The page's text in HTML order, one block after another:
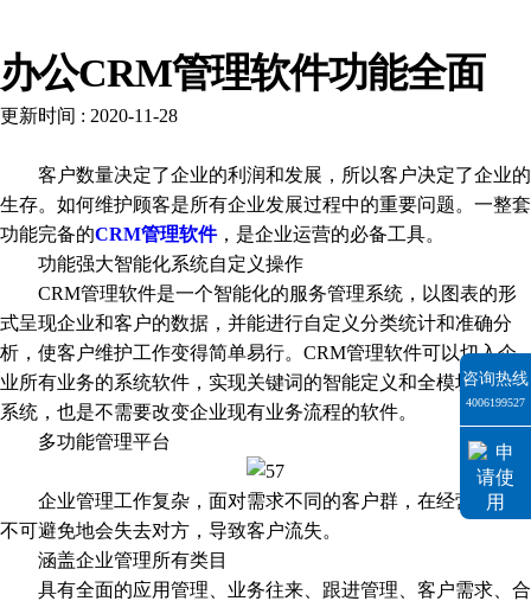
办公CRM管理软件功能全面
更新时间 : 2020-11-28
客户数量决定了企业的利润和发展，所以客户决定了企业的
生存。如何维护顾客是所有企业发展过程中的重要问题。一整套
功能完备的CRM管理软件，是企业运营的必备工具。
功能强大智能化系统自定义操作
CRM管理软件是一个智能化的服务管理系统，以图表的形
式呈现企业和客户的数据，并能进行自定义分类统计和准确分
析，使客户维护工作变得简单易行。CRM管理软件可以切入企
业所有业务的系统软件，实现关键词的智能定义和全模块的管理
系统，也是不需要改变企业现有业务流程的软件。
多功能管理平台
企业管理工作复杂，面对需求不同的客户群，在经营过程中
不可避免地会失去对方，导致客户流失。
涵盖企业管理所有类目
具有全面的应用管理、业务往来、跟进管理、客户需求、合
咨询热线
4006199527